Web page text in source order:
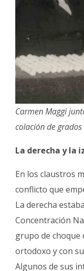
Carmen Maggi
colación de
La derecha y la
En los claustros
conflicto que
La derecha
Concentración
grupo de choque
ortodoxo y con
Algunos de sus